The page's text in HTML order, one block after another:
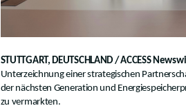
STUTTGART, DEUTSCHLAND / ACCESS
Unterzeichnung einer strategischen
der nächsten Generation und
zu vermarkten.